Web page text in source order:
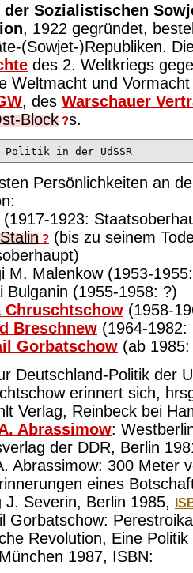
der Sozialistischen
, 1922 gegründet,
(Sowjet-)Republiken.
des 2. Weltkriegs
Weltmacht und
, des Warschauer
Block ?s.
Persönlichkeiten an
(1917-1923:
? (bis zu seinem
M. Malenkow (1953-
Bulganin (1955-1958: ?)
Chruschtschow (1958-
Breschnew (1964-
Gorbatschow (ab
Deutschland-Politik der
erinnert sich,
Verlag, Reinbeck bei
Abrassimow:
der DDR, Berlin
Abrassimow: 300 Meter
eines
J. Severin, Berlin 1985,
Gorbatschow:
Revolution, Eine
1987, ISBN: